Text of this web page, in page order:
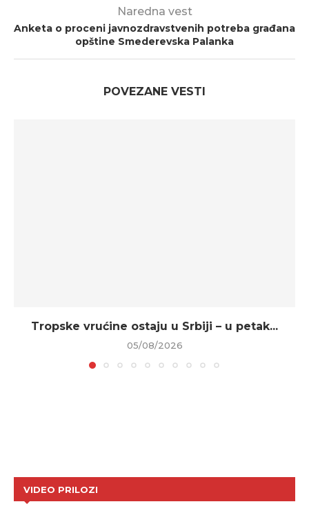
Naredna vest
Anketa o proceni javnozdravstvenih potreba građana
opštine Smederevska Palanka
POVEZANE VESTI
Tropske vrućine ostaju u Srbiji – u petak...
05/08/2026
VIDEO PRILOZI